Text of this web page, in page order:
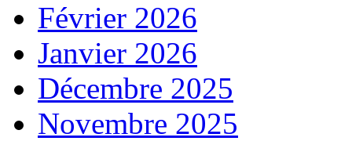
Février 2026
Janvier 2026
Décembre 2025
Novembre 2025